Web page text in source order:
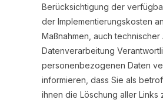
Berücksichtigung der
der Implementierungskosten
Maßnahmen, auch technischer
Datenverarbeitung
personenbezogenen Daten
informieren, dass Sie als
ihnen die Löschung aller Links